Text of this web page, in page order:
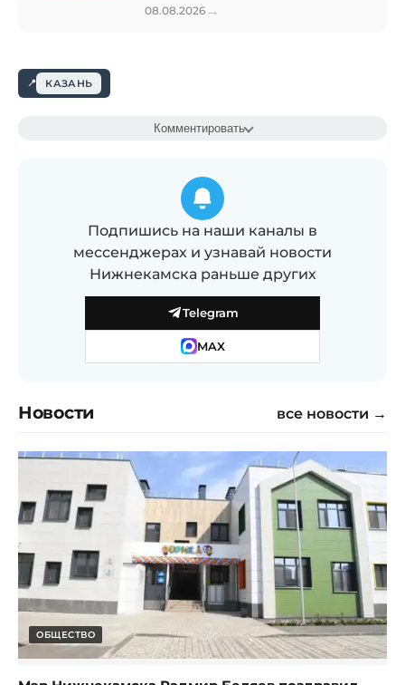
08.08.2026 →
КАЗАНЬ
Комментировать
Подпишись на наши каналы в
мессенджерах и узнавай новости
Нижнекамска раньше других
Telegram
MAX
Новости все новости →
ОБЩЕСТВО